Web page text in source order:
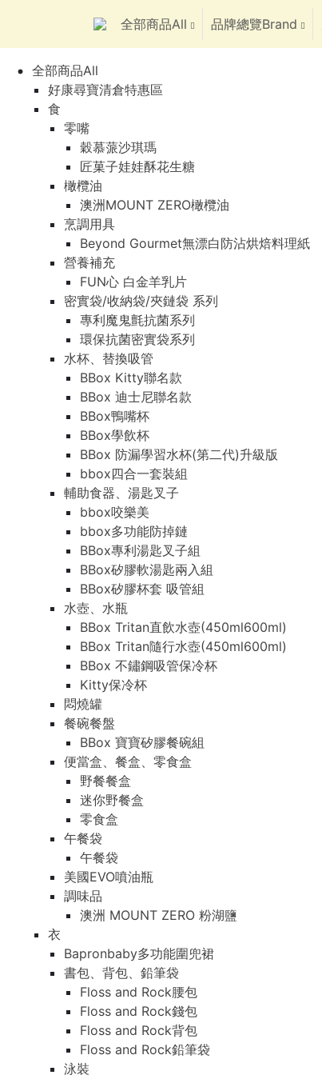
全部商品All
好康尋寶清倉特惠區
食
零嘴
穀慕蒎沙琪瑪
匠菓子娃娃酥花生糖
橄欖油
澳洲MOUNT ZERO橄欖油
烹調用具
Beyond Gourmet無漂白防沾烘焙料理紙
營養補充
FUN心 白金羊乳片
密實袋/收納袋/夾鏈袋 系列
專利魔鬼氈抗菌系列
環保抗菌密實袋系列
水杯、替換吸管
BBox Kitty聯名款
BBox 迪士尼聯名款
BBox鴨嘴杯
BBox學飲杯
BBox 防漏學習水杯(第二代)升級版
bbox四合一套裝組
輔助食器、湯匙叉子
bbox咬樂美
bbox多功能防掉鏈
BBox專利湯匙叉子組
BBox矽膠軟湯匙兩入組
BBox矽膠杯套 吸管組
水壺、水瓶
BBox Tritan直飲水壺(450ml600ml)
BBox Tritan隨行水壺(450ml600ml)
BBox 不鏽鋼吸管保冷杯
Kitty保冷杯
悶燒罐
餐碗餐盤
BBox 寶寶矽膠餐碗組
便當盒、餐盒、零食盒
野餐餐盒
迷你野餐盒
零食盒
午餐袋
午餐袋
美國EVO噴油瓶
調味品
澳洲 MOUNT ZERO 粉湖鹽
衣
Bapronbaby多功能圍兜裙
書包、背包、鉛筆袋
Floss and Rock腰包
Floss and Rock錢包
Floss and Rock背包
Floss and Rock鉛筆袋
泳裝
全部商品All 品牌總覽Brand